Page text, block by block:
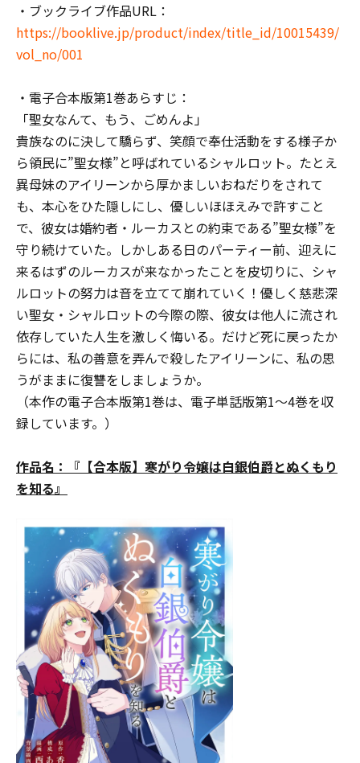
・ブックライブ作品URL：
https://booklive.jp/product/index/title_id/10015439/
vol_no/001
・電子合本版第1巻あらすじ：
「聖女なんて、もう、ごめんよ」
貴族なのに決して驕らず、笑顔で奉仕活動をする様子か
ら領民に”聖女様”と呼ばれているシャルロット。たとえ
異母妹のアイリーンから厚かましいおねだりをされて
も、本心をひた隠しにし、優しいほほえみで許すこと
で、彼女は婚約者・ルーカスとの約束である”聖女様”を
守り続けていた。しかしある日のパーティー前、迎えに
来るはずのルーカスが来なかったことを皮切りに、シャ
ルロットの努力は音を立てて崩れていく――！優しく慈悲深
い聖女・シャルロットの今際の際、彼女は他人に流され
依存していた人生を激しく悔いる。だけど死に戻ったか
らには、私の善意を弄んで殺したアイリーンに、私の思
うがままに復讐をしましょうか――。
（本作の電子合本版第1巻は、電子単話版第1～4巻を収
録しています。）
作品名：『【合本版】寒がり令嬢は白銀伯爵とぬくもり
を知る』